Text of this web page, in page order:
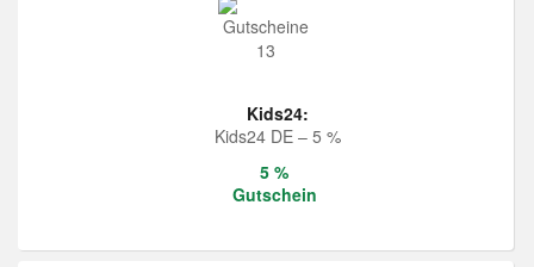
Kids24:
Kids24 DE – 5 %
5 %
Gutschein